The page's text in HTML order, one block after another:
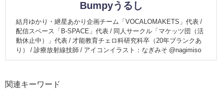
Bumpyうるし
結月ゆかり・紲星あかり企画チーム「VOCALOMAKETS」代表 /
配信スペース「B-SPACE」代表 / 同人サークル「マケッツ団（活
動休止中）」代表 / 才能教育チェロ科研究科卒（20年ブランクあ
り） / 診療放射線技師 / アイコンイラスト：なぎみそ @nagimiso
関連キーワード